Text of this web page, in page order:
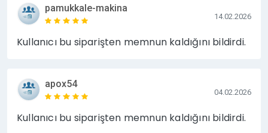
pamukkale-makina
14.02.2026
Kullanıcı bu siparişten memnun kaldığını bildirdi.
apox54
04.02.2026
Kullanıcı bu siparişten memnun kaldığını bildirdi.